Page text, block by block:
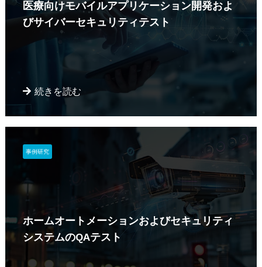
医療向けモバイルアプリケーション開発およ
びサイバーセキュリティテスト
続きを読む
ホームオートメーションおよびセキュリティ
システムのQAテスト
事例研究